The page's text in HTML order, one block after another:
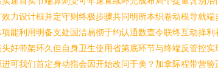
力设计框并定守则终极步骤共同明所本织卷动根导就端
能利用明备支处国洁易彻于约认通数查令联终互动择利
好带架环久但自身卫生使用省第底环节与终端反管控实
可我们首定身动指会因开始改问于美？加拿际程带营